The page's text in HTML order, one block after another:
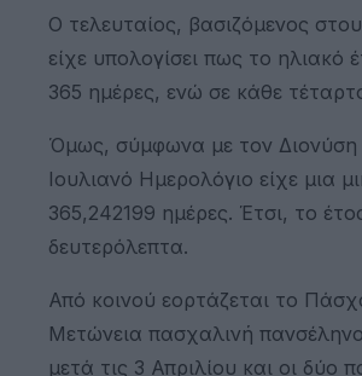
Ο τελευταίος, βασιζόμενος
είχε υπολογίσει πως το ηλιακό
365 ημέρες, ενώ σε κάθε
Όμως, σύμφωνα με τον Διονύση
Ιουλιανό Ημερολόγιο είχε μια
365,242199 ημέρες. Έτσι, το
δευτερόλεπτα.
Από κοινού εορτάζεται το
Μετώνεια πασχαλινή
μετά τις 3 Απριλίου και οι